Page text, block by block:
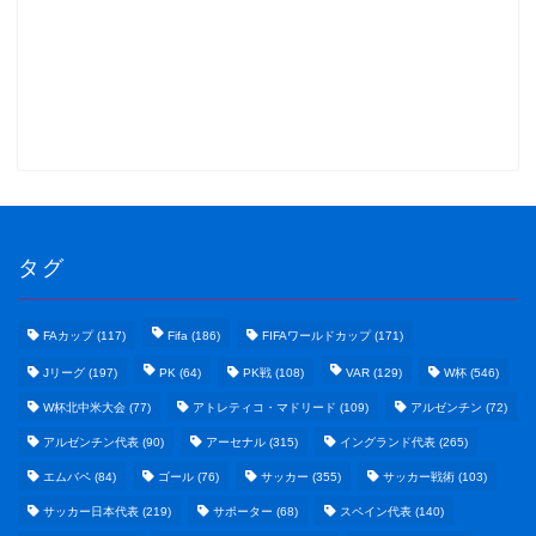
タグ
FAカップ (117) Fifa (186) FIFAワールドカップ (171)
Jリーグ (197) PK (64) PK戦 (108) VAR (129) W杯 (546)
W杯北中米大会 (77) アトレティコ・マドリード (109) アルゼンチン (72)
アルゼンチン代表 (90) アーセナル (315) イングランド代表 (265)
エムバペ (84) ゴール (76) サッカー (355) サッカー戦術 (103)
サッカー日本代表 (219) サポーター (68) スペイン代表 (140)